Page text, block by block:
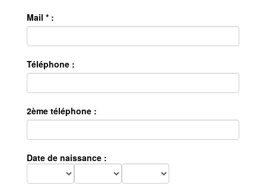
Mail * :
Téléphone :
2ème téléphone :
Date de naissance :